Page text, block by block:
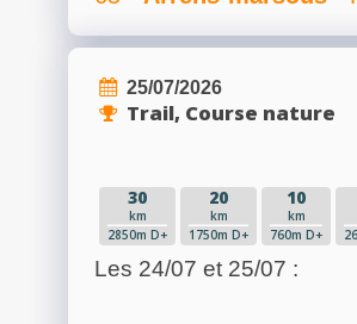
25/07/2026
Trail, Course nature
30
km
2850m D+
20
km
1750m D+
10
km
760m D+
Les 24/07 et 25/07 :